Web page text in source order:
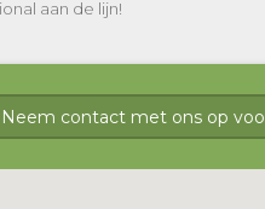
aan de lijn!
Neem contact met ons op